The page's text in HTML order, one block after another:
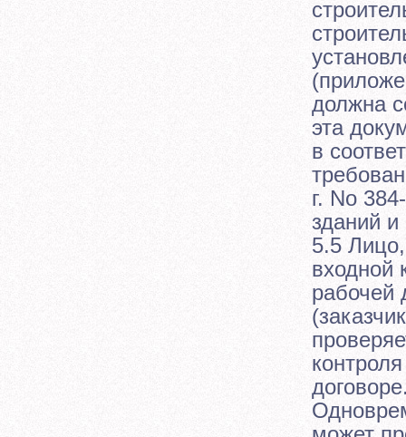
должна
эта
в
г. No
зданий
5.5
входной
рабочей